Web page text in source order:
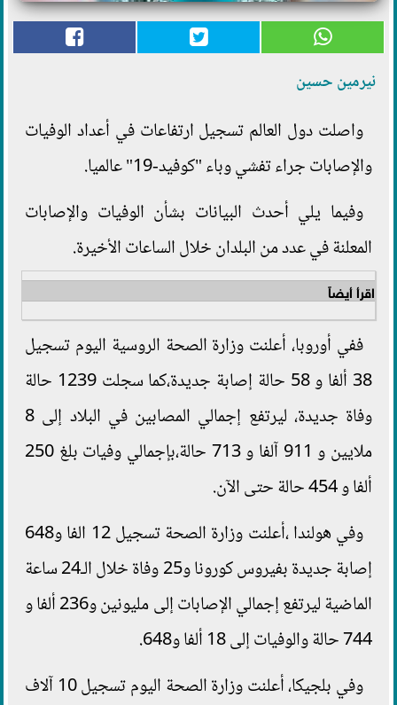
نيرمين حسين
واصلت دول العالم تسجيل ارتفاعات في أعداد الوفيات
والإصابات جراء تفشي وباء "كوفيد-19" عالميا.
وفيما يلي أحدث البيانات بشأن الوفيات والإصابات
المعلنة في عدد من البلدان خلال الساعات الأخيرة.
اقرأ أيضاً
ففي أوروبا، أعلنت وزارة الصحة الروسية اليوم تسجيل
38 ألفا و 58 حالة إصابة جديدة،كما سجلت 1239 حالة
وفاة جديدة، ليرتفع إجمالي المصابين في البلاد إلى 8
ملايين و 911 آلفا و 713 حالة،بإجمالي وفيات بلغ 250
ألفا و 454 حالة حتى الآن.
وفي هولندا ،أعلنت وزارة الصحة تسجيل 12 الفا و648
إصابة جديدة بفيروس كورونا و25 وفاة خلال الـ24 ساعة
الماضية ليرتفع إجمالي الإصابات إلى مليونين و236 ألفا و
744 حالة والوفيات إلى 18 ألفا و648.
وفي بلجيكا، أعلنت وزارة الصحة اليوم تسجيل 10 آلاف